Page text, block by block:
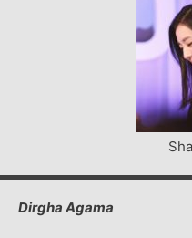
Dirgha Agama